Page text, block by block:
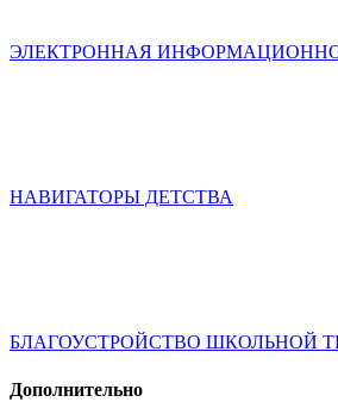
ЭЛЕКТРОННАЯ
НАВИГАТОРЫ ДЕТСТВА
БЛАГОУСТРОЙСТВО ШКОЛЬНОЙ
Дополнительно